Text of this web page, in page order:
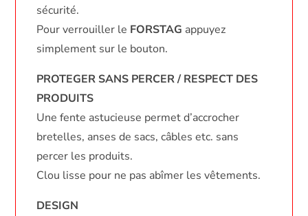
sécurité.
Pour verrouiller le FORSTAG appuyez
simplement sur le bouton.
PROTEGER SANS PERCER / RESPECT DES
PRODUITS
Une fente astucieuse permet d’accrocher
bretelles, anses de sacs, câbles etc. sans
percer les produits.
Clou lisse pour ne pas abîmer les vêtements.
DESIGN